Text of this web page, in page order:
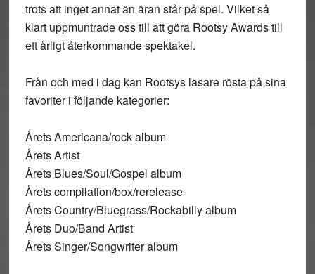
trots att inget annat än äran står på spel. Vilket så
klart uppmuntrade oss till att göra Rootsy Awards till
ett årligt återkommande spektakel.
Från och med i dag kan Rootsys läsare rösta på sina
favoriter i följande kategorier:
Årets Americana/rock album
Årets Artist
Årets Blues/Soul/Gospel album
Årets compilation/box/rerelease
Årets Country/Bluegrass/Rockabilly album
Årets Duo/Band Artist
Årets Singer/Songwriter album